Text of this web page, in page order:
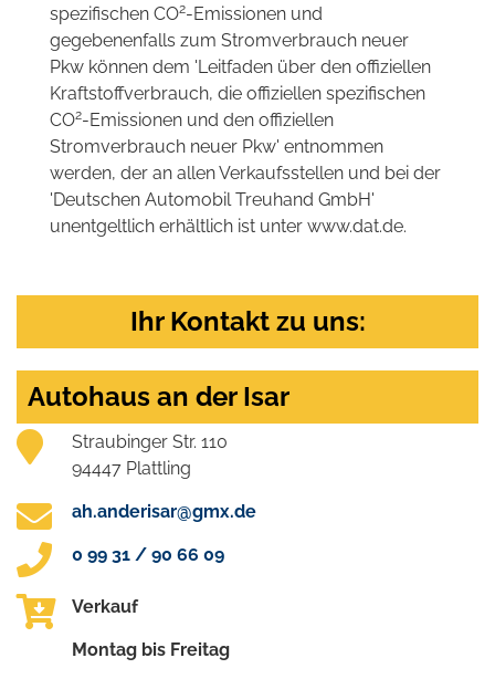
spezifischen CO2-Emissionen und
gegebenenfalls zum Stromverbrauch neuer
Pkw können dem 'Leitfaden über den offiziellen
Kraftstoffverbrauch, die offiziellen spezifischen
CO2-Emissionen und den offiziellen
Stromverbrauch neuer Pkw' entnommen
werden, der an allen Verkaufsstellen und bei der
'Deutschen Automobil Treuhand GmbH'
unentgeltlich erhältlich ist unter www.dat.de.
Ihr Kontakt zu uns:
Autohaus an der Isar
Straubinger Str. 110
94447 Plattling
ah.anderisar@gmx.de
0 99 31 / 90 66 09
Verkauf
Montag bis Freitag